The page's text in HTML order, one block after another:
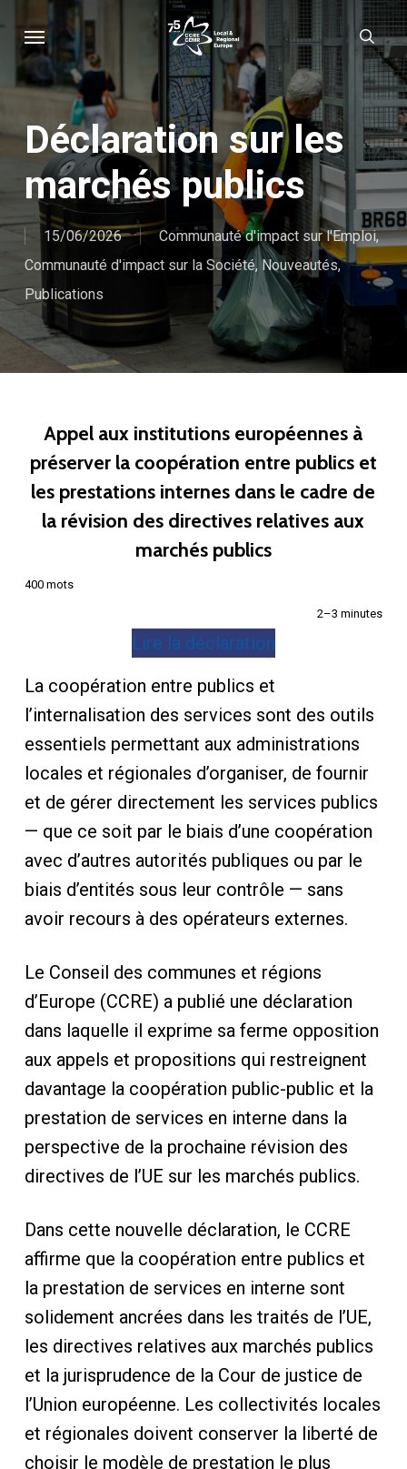
main
Menu
Déclaration sur les
marchés publics
15/06/2026 Communauté d'impact sur l'Emploi,
Communauté d'impact sur la Société, Nouveautés,
Publications
Appel aux institutions européennes à
préserver la coopération entre publics et
les prestations internes dans le cadre de
la révision des directives relatives aux
marchés publics
400 mots
2–3 minutes
Lire la déclaration
La coopération entre publics et
l’internalisation des services sont des outils
essentiels permettant aux administrations
locales et régionales d’organiser, de fournir
et de gérer directement les services publics
— que ce soit par le biais d’une coopération
avec d’autres autorités publiques ou par le
biais d’entités sous leur contrôle — sans
avoir recours à des opérateurs externes.
Le Conseil des communes et régions
d’Europe (CCRE) a publié une déclaration
dans laquelle il exprime sa ferme opposition
aux appels et propositions qui restreignent
davantage la coopération public-public et la
prestation de services en interne dans la
perspective de la prochaine révision des
directives de l’UE sur les marchés publics.
Dans cette nouvelle déclaration, le CCRE
affirme que la coopération entre publics et
la prestation de services en interne sont
solidement ancrées dans les traités de l’UE,
les directives relatives aux marchés publics
et la jurisprudence de la Cour de justice de
l’Union européenne. Les collectivités locales
et régionales doivent conserver la liberté de
choisir le modèle de prestation le plus